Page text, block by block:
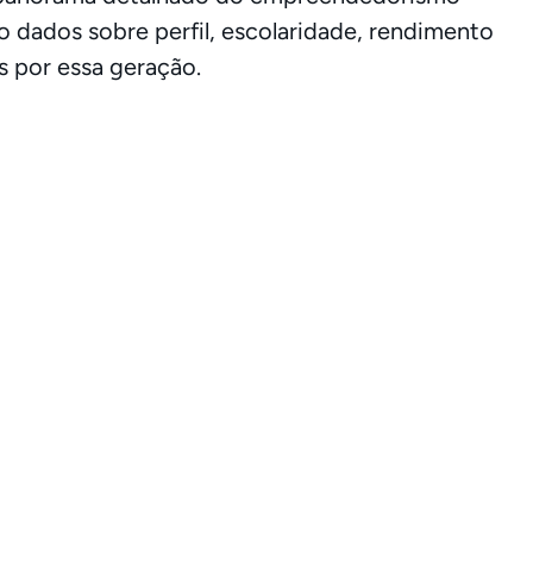
dados sobre perfil, escolaridade, rendimento
por essa geração.